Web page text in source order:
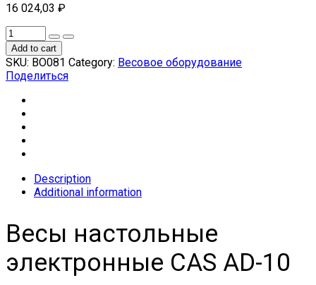
16 024,03 ₽
Add to cart
SKU: ВО081 Category: Весовое оборудование
Поделиться
Description
Additional information
Весы настольные
электронные CAS AD-10